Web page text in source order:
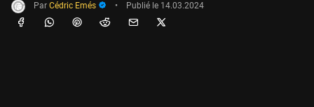
Par Cédric Emés • Publié le 14.03.2024